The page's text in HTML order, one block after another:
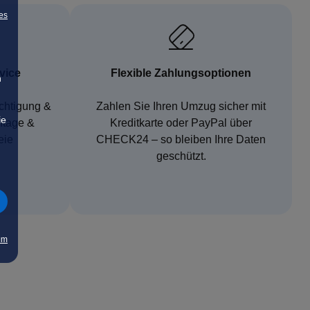
&
&
Flexible Zahlungsoptionen
Zahlen Sie Ihren Umzug sicher mit
Kreditkarte oder PayPal über
CHECK24 – so bleiben Ihre Daten
geschützt.